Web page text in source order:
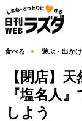
食べる 遊ぶ・出か
【閉店】
『塩名人
しよう